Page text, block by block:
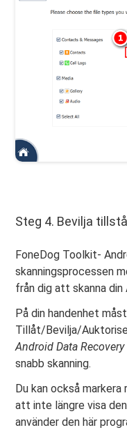
Steg 4. Bevilja
FoneDog Toolkit-
skanningsprocessen
från dig att skanna din
På din handenhet
Tillåt/Bevilja/
Android Data Recovery
snabb skanning.
Du kan också
att inte längre visa
använder den här